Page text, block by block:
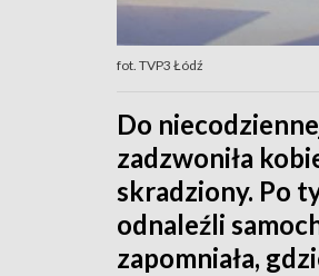
fot. TVP3 Łódź
Do
zadzwoniła
skradziony. Po
odnaleźli
zapomniała,